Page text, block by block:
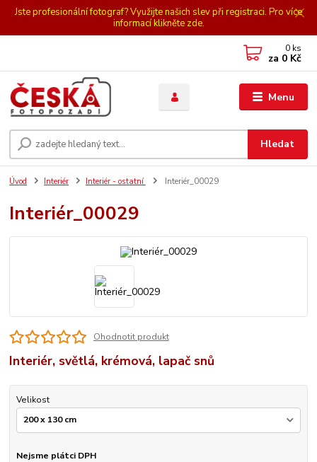
Jste profesionální fotograf? Využijte našich slev při registraci. Pro více
informací klikněte zde.
Menu
Hledat
0 ks
za 0 Kč
Úvod Interiér Interiér - ostatní Interiér_00029
Interiér_00029
Ohodnotit produkt
Interiér, světlá, krémová, lapač snů
Velikost
Nejsme plátci DPH